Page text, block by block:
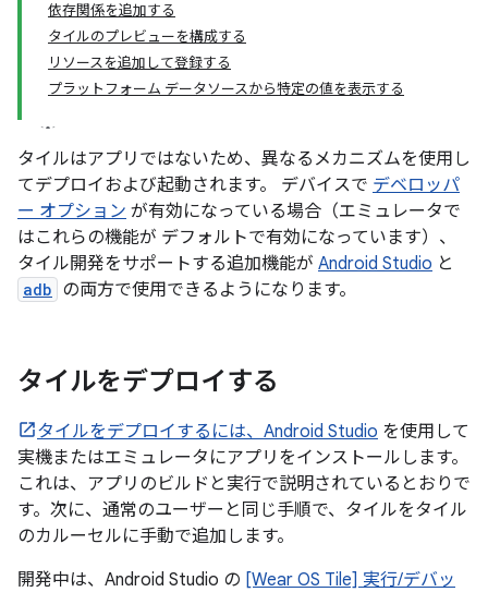
依存関係を追加する
タイルのプレビューを構成する
リソースを追加して登録する
プラットフォーム データソースから特定の値を表示する
タイルはアプリではないため、異なるメカニズムを使用し
てデプロイおよび起動されます。 デバイスで デベロッパ
ー オプション が有効になっている場合（エミュレータで
はこれらの機能が デフォルトで有効になっています）、
タイル開発をサポートする追加機能が Android Studio と
adb の両方で使用できるようになります。
タイルをデプロイする
タイルをデプロイするには、 Android Studio を使用して
実機またはエミュレータにアプリをインストールします。
これは、アプリのビルドと実行で説明されているとおりで
す。次に、通常のユーザーと同じ手順で、タイルをタイル
のカルーセルに手動で追加します。
開発中は、Android Studio の [Wear OS Tile] 実行/デバッ